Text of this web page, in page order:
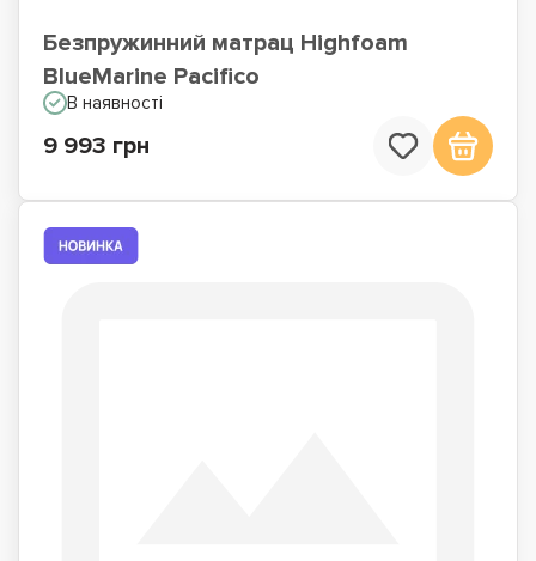
Безпружинний матрац Highfoam
BlueMarine Pacifico
В наявності
9 993 грн